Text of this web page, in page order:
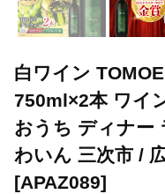
白ワイン
750ml×2本 ワイ
おうち ディナー
わいん 三次市 /
[APAZ089]